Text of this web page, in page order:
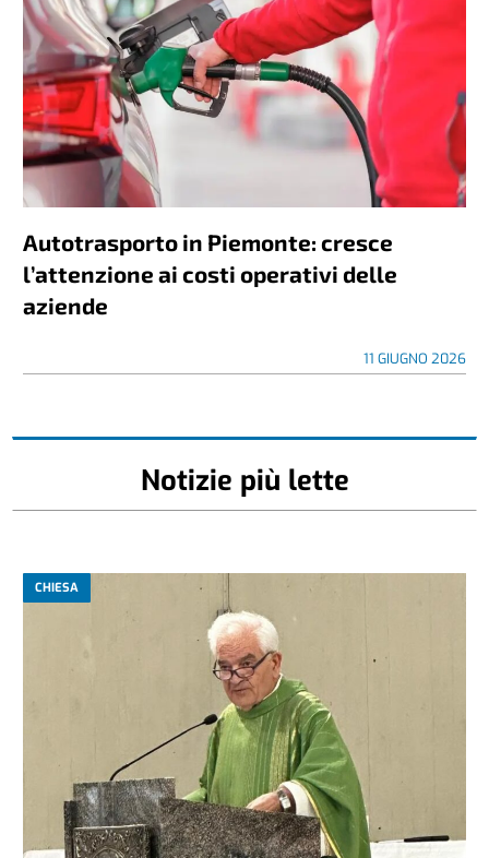
Autotrasporto in Piemonte: cresce
l’attenzione ai costi operativi delle
aziende
11 GIUGNO 2026
Notizie più lette
CHIESA